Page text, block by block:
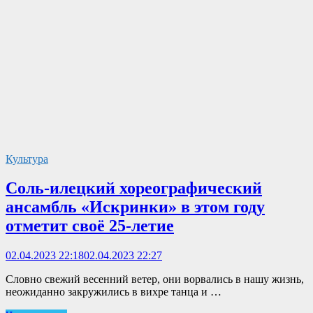
Культура
Соль-илецкий хореографический
ансамбль «Искринки» в этом году
отметит своё 25-летие
02.04.2023 22:1802.04.2023 22:27
Словно свежий весенний ветер, они ворвались в нашу жизнь,
неожиданно закружились в вихре танца и …